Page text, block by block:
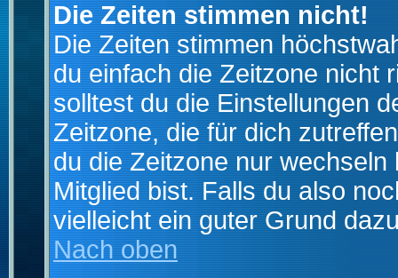
Die Zeiten stimmen nicht!
Die Zeiten stimmen
du einfach die Zeitzone nicht
solltest du die Einstellungen
Zeitzone, die für dich
du die Zeitzone nur
Mitglied bist. Falls du also
vielleicht ein guter Grund
Nach oben